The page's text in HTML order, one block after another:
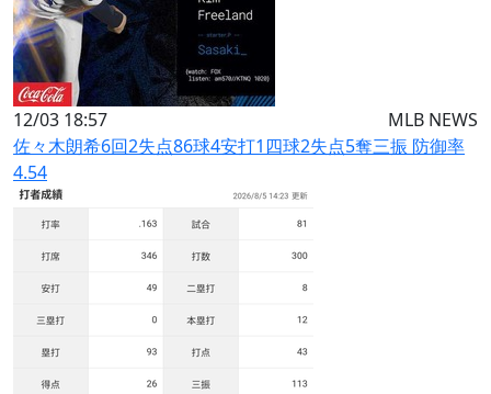
12/03 18:57
MLB NEWS
佐々木朗希6回2失点86球4安打1四球2失点5奪三振 防御率
4.54